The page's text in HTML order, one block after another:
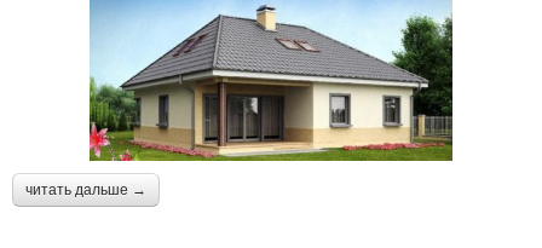
читать дальше →